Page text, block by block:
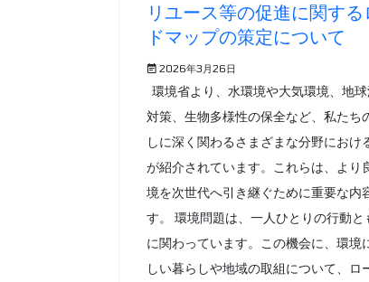
リユース等の促進に関する
ドマップの策定について
2026年3月26日
環境省より、水環境や大気環境、地
対策、生物多様性の保全など、私たち
しに深く関わるさまざまな分野におけ
が紹介されています。これらは、より
境を次世代へ引き継ぐために重要な内
す。 環境問題は、一人ひとりの行動と
に関わっています。この機会に、環境
しい暮らしや地域の取組について、ロ